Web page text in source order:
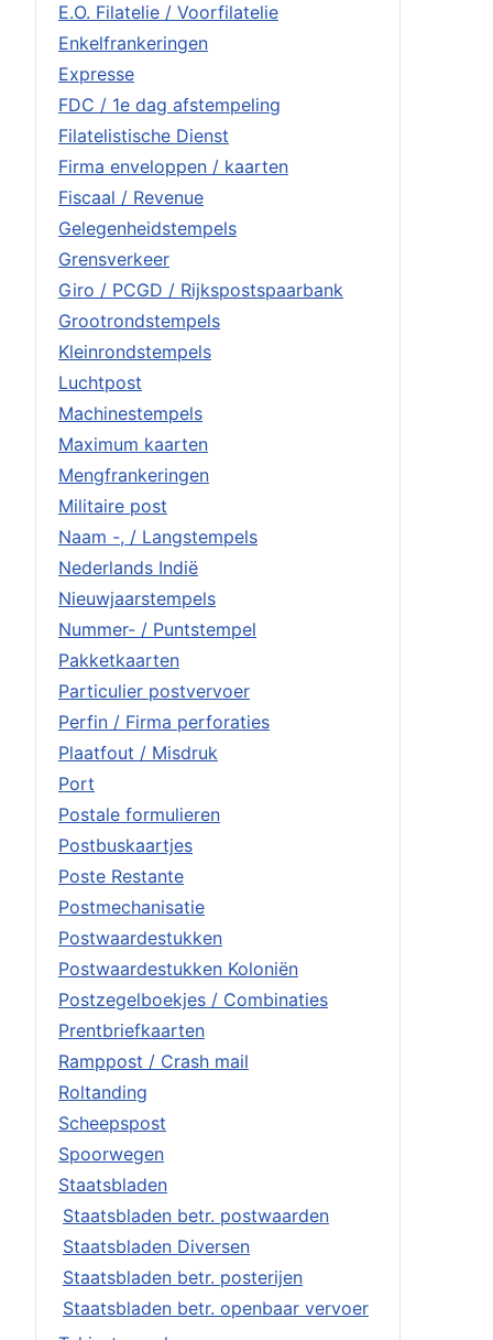
E.O. Filatelie / Voorfilatelie
Enkelfrankeringen
Expresse
FDC / 1e dag afstempeling
Filatelistische Dienst
Firma enveloppen / kaarten
Fiscaal / Revenue
Gelegenheidstempels
Grensverkeer
Giro / PCGD / Rijkspostspaarbank
Grootrondstempels
Kleinrondstempels
Luchtpost
Machinestempels
Maximum kaarten
Mengfrankeringen
Militaire post
Naam -, / Langstempels
Nederlands Indië
Nieuwjaarstempels
Nummer- / Puntstempel
Pakketkaarten
Particulier postvervoer
Perfin / Firma perforaties
Plaatfout / Misdruk
Port
Postale formulieren
Postbuskaartjes
Poste Restante
Postmechanisatie
Postwaardestukken
Postwaardestukken Koloniën
Postzegelboekjes / Combinaties
Prentbriefkaarten
Ramppost / Crash mail
Roltanding
Scheepspost
Spoorwegen
Staatsbladen
Staatsbladen betr. postwaarden
Staatsbladen Diversen
Staatsbladen betr. posterijen
Staatsbladen betr. openbaar vervoer